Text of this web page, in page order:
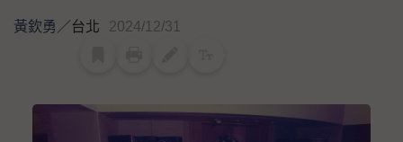
黃欽勇 ／台北 2024/12/31